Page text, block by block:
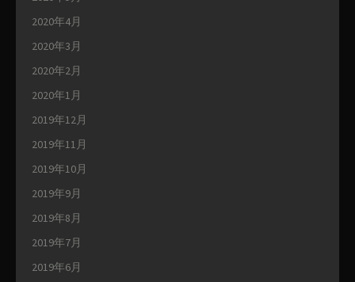
2020年4月
2020年3月
2020年2月
2020年1月
2019年12月
2019年11月
2019年10月
2019年9月
2019年8月
2019年7月
2019年6月